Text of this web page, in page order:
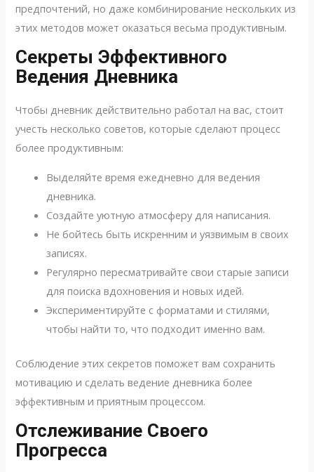
предпочтений, но даже комбинирование нескольких из
этих методов может оказаться весьма продуктивным.
Секреты Эффективного
Ведения Дневника
Чтобы дневник действительно работал на вас, стоит
учесть несколько советов, которые сделают процесс
более продуктивным:
Выделяйте время ежедневно для ведения
дневника.
Создайте уютную атмосферу для написания.
Не бойтесь быть искренним и уязвимым в своих
записях.
Регулярно пересматривайте свои старые записи
для поиска вдохновения и новых идей.
Экспериментируйте с форматами и стилями,
чтобы найти то, что подходит именно вам.
Соблюдение этих секретов поможет вам сохранить
мотивацию и сделать ведение дневника более
эффективным и приятным процессом.
Отслеживание Своего
Прогресса